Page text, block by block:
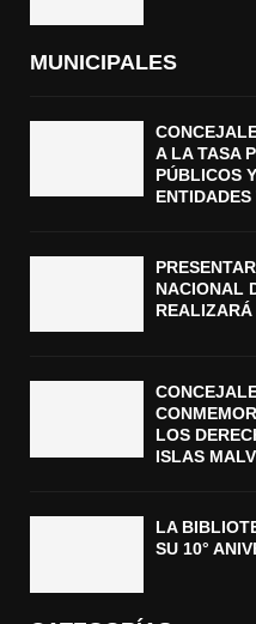
MUNICIPALES
A LA TASA
PÚBLICOS
NACIONAL
LOS
ISLAS
LA
SU 10°